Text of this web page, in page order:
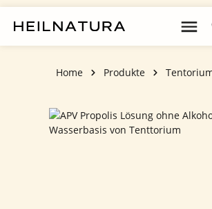
Home Produkte
Bildergalerie überspringen